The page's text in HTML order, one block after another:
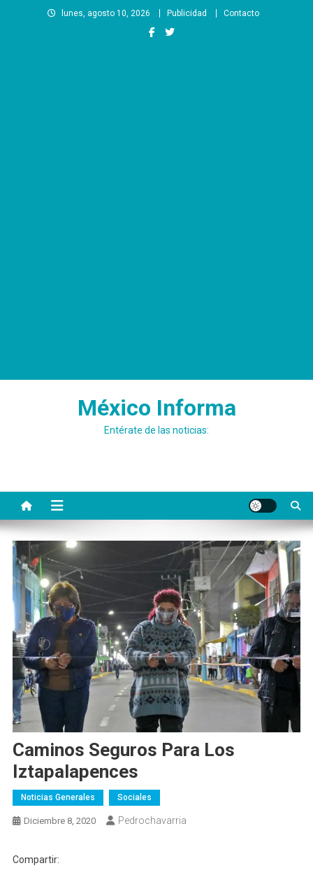
lunes, agosto 10, 2026 Publicidad Contacto
México Informa
Entérate de las noticias:
Caminos Seguros Para Los
Iztapalapences
Noticias Generales Sociales
Diciembre 8, 2020 Pedrochavarria
Compartir: